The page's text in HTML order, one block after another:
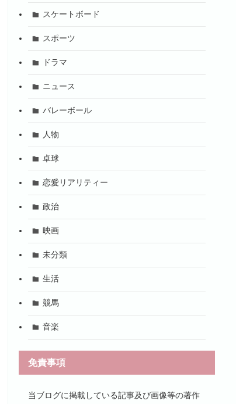
スケートボード
スポーツ
ドラマ
ニュース
バレーボール
人物
卓球
恋愛リアリティー
政治
映画
未分類
生活
競馬
音楽
免責事項
当ブログに掲載している記事及び画像等の著作